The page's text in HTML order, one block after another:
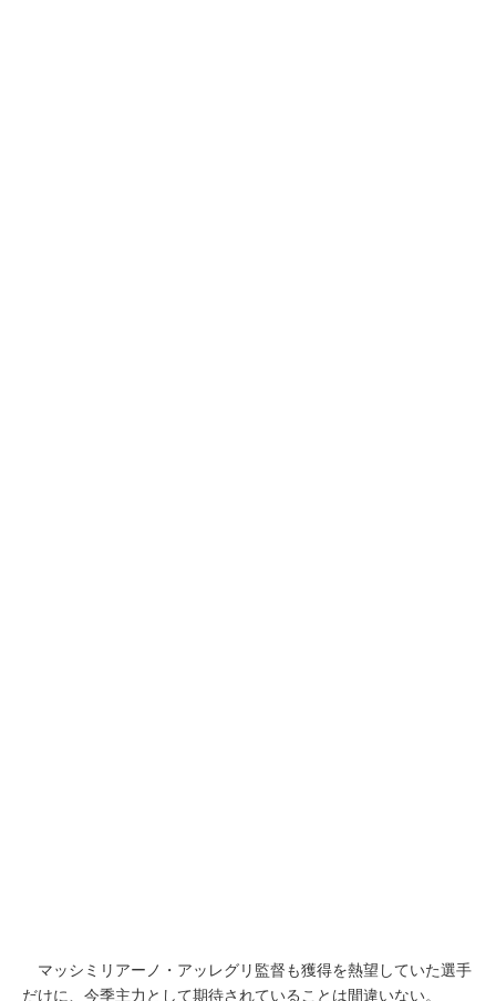
マッシミリアーノ・アッレグリ監督も獲得を熱望していた選手
だけに、今季主力として期待されていることは間違いない。